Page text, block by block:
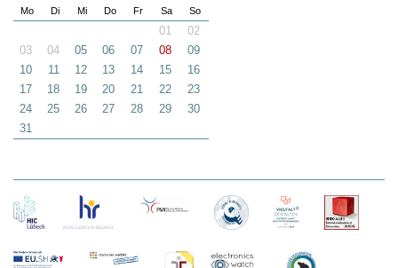
Mo Di Mi Do Fr Sa So
01
02
03
04 05 06 07 08
09
10
11 12 13 14 15
16
17
18 19 20 21 22
23
24
25 26 27 28 29
30
31